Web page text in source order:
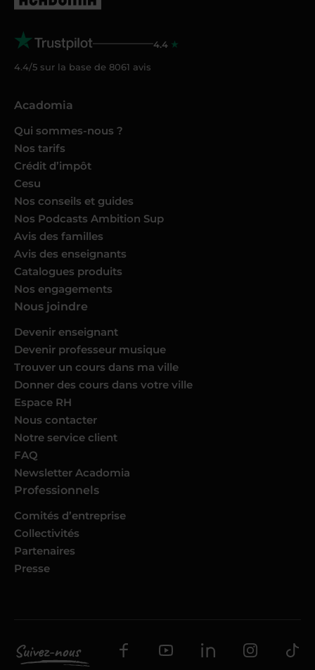
4.4
4.4/5 sur la base de 8061 avis
Acadomia
Qui sommes-nous ?
Nos tarifs
Crédit d’impôt
Cesu
Nos conseils et guides
Nos Podcasts Ambition Sup
Avis des familles
Avis des enseignants
Catalogues produits
Nos engagements
Nous joindre
Devenir enseignant
Devenir professeur musique
Trouver un cours dans ma ville
Donner des cours dans votre ville
Espace RH
Nous contacter
Notre service client
FAQ
Newsletter Acadomia
Professionnels
Comités d’entreprise
Collectivités
Partenaires
Presse